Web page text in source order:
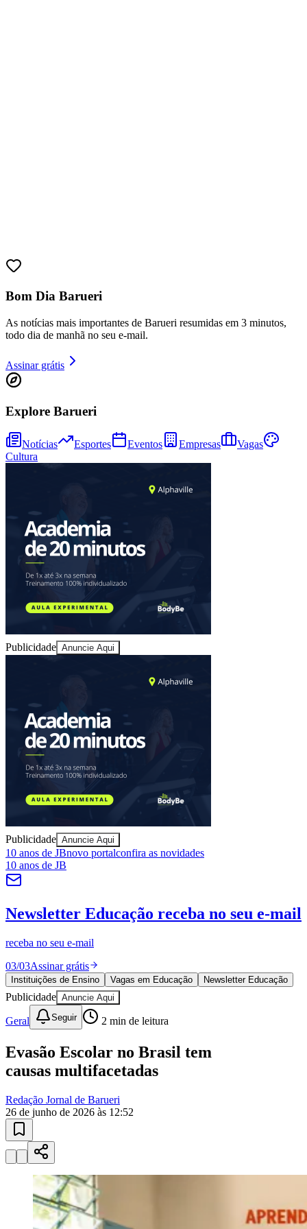
Bragantino
Vitória
Bom Dia Barueri
As notícias mais importantes de Barueri resumidas em 3 minutos,
todo dia de manhã no seu e-mail.
Assinar grátis
Explore Barueri
Notícias Esportes Eventos Empresas
Vagas
Cultura
Publicidade Anuncie Aqui
Publicidade Anuncie Aqui
10 anos de JB
10 anos de JB
Instituições de Ensino